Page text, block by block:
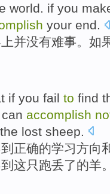
world. if you
your end.
并没有难事。 如
if you fail to find
accomplish
lost sheep
正确的学习方向
这 只跑丢了的羊